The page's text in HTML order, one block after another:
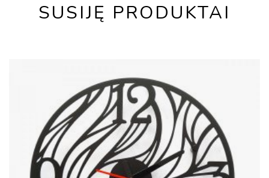
SUSIJĘ PRODUKTAI